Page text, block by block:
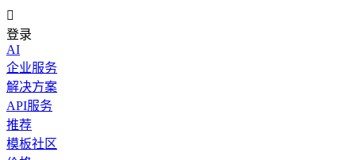

登录
AI
企业服务
解决方案
API服务
推荐
模板社区